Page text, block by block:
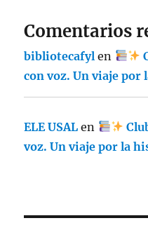
Comentarios
bibliotecafyl en
con voz. Un viaje
ELE USAL en
voz. Un viaje por la